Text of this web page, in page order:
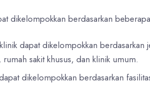
dikelompokkan berdasarkan
dapat dikelompokkan berdasarkan
sakit khusus, dan klinik umum.
dikelompokkan berdasarkan